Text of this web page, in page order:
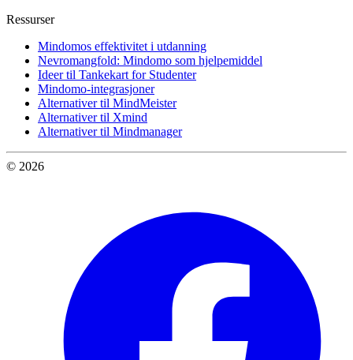
Ressurser
Mindomos effektivitet i utdanning
Nevromangfold: Mindomo som hjelpemiddel
Ideer til Tankekart for Studenter
Mindomo-integrasjoner
Alternativer til MindMeister
Alternativer til Xmind
Alternativer til Mindmanager
© 2026